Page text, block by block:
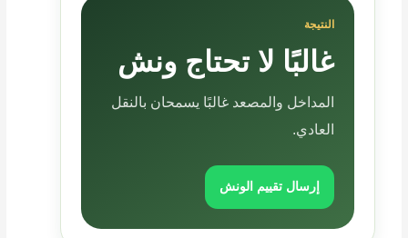
النتيجة
غالبًا لا تحتاج ونش
المداخل والمصعد غالبًا يسمحان بالنقل
العادي.
إرسال تقييم الونش